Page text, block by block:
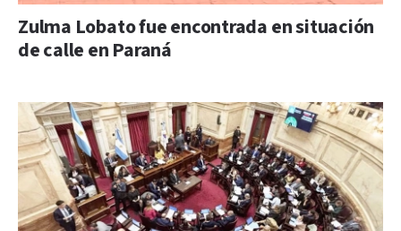
Zulma Lobato fue encontrada en situación
de calle en Paraná